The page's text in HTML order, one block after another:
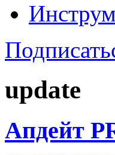
update
Апдейт